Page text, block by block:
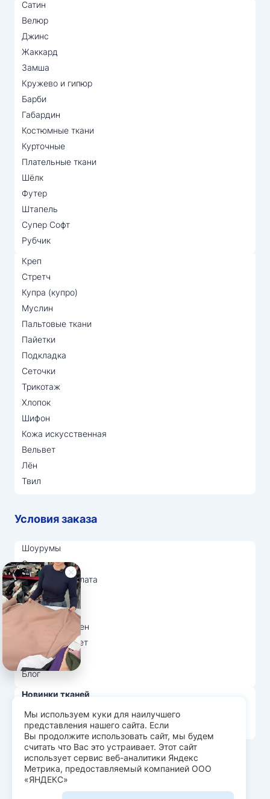
Сатин
Велюр
Джинс
Жаккард
Замша
Кружево и гипюр
Барби
Габардин
Костюмные ткани
Курточные
Плательные ткани
Шёлк
Футер
Штапель
Супер Софт
Рубчик
Креп
Стретч
Купра (купро)
Муслин
Пальтовые ткани
Пайетки
Подкладка
Сеточки
Трикотаж
Хлопок
Шифон
Кожа искусственная
Вельвет
Лён
Твил
Условия заказа
Шоурумы
Отзывы
Доставка и оплата
О нас
Вопрос-ответ
Возврат и обмен
Личный кабинет
Ткани оптом
Блог
Новинки тканей
Распродажа тканей
Лидеры продаж
© Арт Текс — продажа тканей оптом, 2026
Пользовательское соглашение
Политика конфиденциальности
Мы используем куки для наилучшего
представления нашего сайта. Если
Вы продолжите использовать сайт, мы будем
считать что Вас это устраивает. Этот сайт
использует сервис веб-аналитики Яндекс
Метрика, предоставляемый компанией ООО
«ЯНДЕКС»